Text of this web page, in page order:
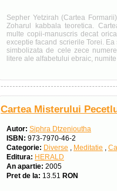
Sepher Yetzirah (Cartea
Zoharul kabbala teoretica.
multe copii-manuscris decat
exceptie facand scrierile Torei.
simbolizata de cele zece
litere ale alfabetului ebraic,
Cartea Misterului
Autor: Siphra Dtzenioutha
ISBN: 973-7970-46-2
Categorie: Diverse , Meditatie ,
Editura: HERALD
An apartie: 2005
Pret de la: 13.51 RON